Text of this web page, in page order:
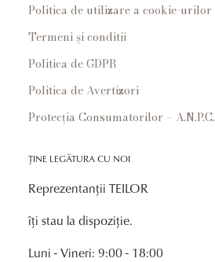
Politica de utilizare a cookie-urilor
Termeni și conditii
Politica de GDPR
Politica de Avertizori
Protecția Consumatorilor – A.N.P.C.
ȚINE LEGĂTURA CU NOI
Reprezentanții TEILOR
îți stau la dispoziție.
Luni - Vineri: 9:00 - 18:00